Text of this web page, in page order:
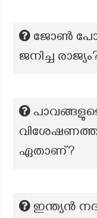
ജോൺ പോൾ
ജനിച്ച
ഏതാണ്?
ഇന്ത്യൻ